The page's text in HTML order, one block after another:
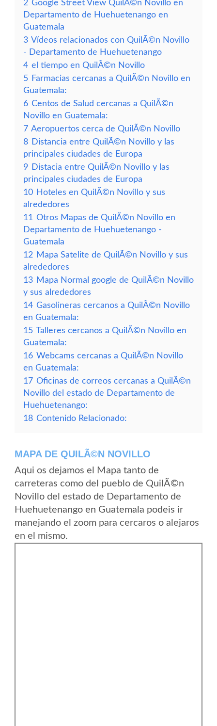
2 Google Street View QuilÃ©n Novillo en
Departamento de Huehuetenango en
Guatemala
3 Vídeos relacionados con QuilÃ©n Novillo
- Departamento de Huehuetenango
4 el tiempo en QuilÃ©n Novillo
5 Farmacias cercanas a QuilÃ©n Novillo en
Guatemala:
6 Centos de Salud cercanas a QuilÃ©n
Novillo en Guatemala:
7 Aeropuertos cerca de QuilÃ©n Novillo
8 Distancia entre QuilÃ©n Novillo y las
principales ciudades de Europa
9 Distacia entre QuilÃ©n Novillo y las
principales ciudades de Europa
10 Hoteles en QuilÃ©n Novillo y sus
alrededores
11 Otros Mapas de QuilÃ©n Novillo en
Departamento de Huehuetenango -
Guatemala
12 Mapa Satelite de QuilÃ©n Novillo y sus
alrededores
13 Mapa Normal google de QuilÃ©n Novillo
y sus alrededores
14 Gasolineras cercanos a QuilÃ©n Novillo
en Guatemala:
15 Talleres cercanos a QuilÃ©n Novillo en
Guatemala:
16 Webcams cercanas a QuilÃ©n Novillo
en Guatemala:
17 Oficinas de correos cercanas a QuilÃ©n
Novillo del estado de Departamento de
Huehuetenango:
18 Contenido Relacionado:
MAPA DE QUILÃ©N NOVILLO
Aqui os dejamos el Mapa tanto de
carreteras como del pueblo de QuilÃ©n
Novillo del estado de Departamento de
Huehuetenango en Guatemala podeis ir
manejando el zoom para cercaros o alejaros
en el mismo.